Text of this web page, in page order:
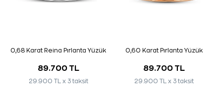
0,68 Karat Reina Pırlanta Yüzük
89.700 TL
29.900 TL x 3 taksit
0,60 Karat Pırlanta Yüzük
89.700 TL
29.900 TL x 3 taksit